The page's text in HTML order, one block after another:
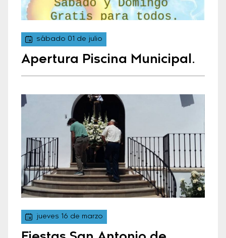
sábado 01 de julio
Apertura Piscina Municipal.
jueves 16 de marzo